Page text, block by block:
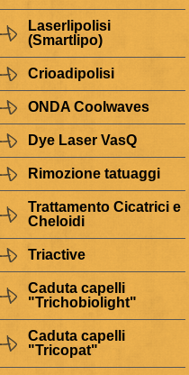
Laserlipolisi
(Smartlipo)
Crioadipolisi
ONDA Coolwaves
Dye Laser VasQ
Rimozione tatuaggi
Trattamento Cicatrici e
Cheloidi
Triactive
Caduta capelli
"Trichobiolight"
Caduta capelli
"Tricopat"